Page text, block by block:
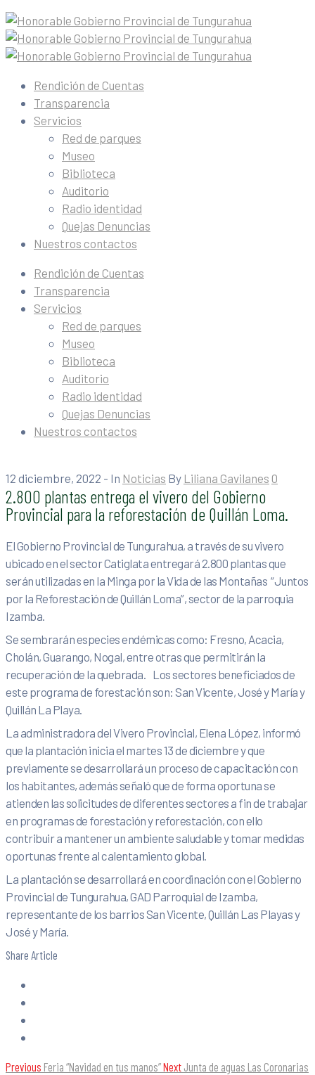
Rendición de Cuentas
Transparencia
Servicios
Red de parques
Museo
Biblioteca
Auditorio
Radio identidad
Quejas Denuncias
Nuestros contactos
Rendición de Cuentas
Transparencia
Servicios
Red de parques
Museo
Biblioteca
Auditorio
Radio identidad
Quejas Denuncias
Nuestros contactos
12 diciembre, 2022 - In Noticias By Liliana Gavilanes 0
2.800 plantas entrega el vivero del Gobierno
Provincial para la reforestación de Quillán Loma.
El Gobierno Provincial de Tungurahua, a través de su vivero
ubicado en el sector Catiglata entregará 2.800 plantas que
serán utilizadas en la Minga por la Vida de las Montañas “Juntos
por la Reforestación de Quillán Loma”, sector de la parroquia
Izamba.
Se sembrarán especies endémicas como: Fresno, Acacia,
Cholán, Guarango, Nogal, entre otras que permitirán la
recuperación de la quebrada. Los sectores beneficiados de
este programa de forestación son: San Vicente, José y María y
Quillán La Playa.
La administradora del Vivero Provincial, Elena López, informó
que la plantación inicia el martes 13 de diciembre y que
previamente se desarrollará un proceso de capacitación con
los habitantes, además señaló que de forma oportuna se
atienden las solicitudes de diferentes sectores a fin de trabajar
en programas de forestación y reforestación, con ello
contribuir a mantener un ambiente saludable y tomar medidas
oportunas frente al calentamiento global.
La plantación se desarrollará en coordinación con el Gobierno
Provincial de Tungurahua, GAD Parroquial de Izamba,
representante de los barrios San Vicente, Quillán Las Playas y
José y María.
Share Article
Previous Feria “Navidad en tus manos”Next Junta de aguas Las Coronarias